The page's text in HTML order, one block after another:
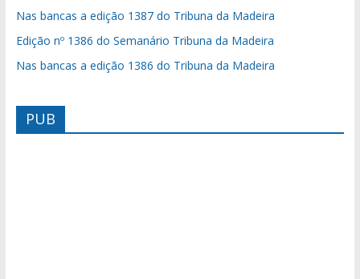
Nas bancas a edição 1387 do Tribuna da Madeira
Edição nº 1386 do Semanário Tribuna da Madeira
Nas bancas a edição 1386 do Tribuna da Madeira
PUB